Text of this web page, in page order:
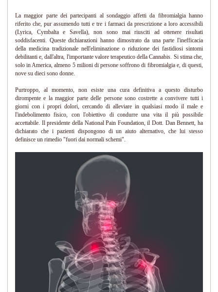
La maggior parte dei partecipanti al sondaggio affetti da fibromialgia hanno
riferito che, pur assumendo tutti e tre i farmaci da prescrizione a loro accessibili
(Lyrica, Cymbalta e Savella), non sono mai riusciti ad ottenere risultati
soddisfacenti. Queste dichiarazioni hanno dimostrato da una parte l'inefficacia
della medicina tradizionale nell'eliminazione o riduzione dei fastidiosi sintomi
debilitanti e, dall'altra, l'importante valore terapeutico della Cannabis. Si stima che,
solo in America, almeno 5 milioni di persone soffrono di fibromialgia e, di questi,
nove su dieci sono donne.
Purtroppo, al momento, non esiste una cura definitiva a questo disturbo
dirompente e la maggior parte delle persone sono costrette a convivere tutti i
giorni con i propri dolori, cercando di alleviare in qualsiasi modo il male e
l'indebolimento fisico, con l'obiettivo di condurre una vita il più possibile
accettabile. Il presidente della National Pain Foundation, il Dott. Dan Bennett, ha
dichiarato che i pazienti dispongono di un aiuto alternativo, che lui stesso
definisce un rimedio "fuori dai normali schemi".